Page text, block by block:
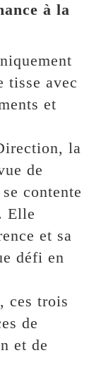
à la
tisse avec
et
la
de
contente
Elle
et sa
défi en
ces trois
de
et de